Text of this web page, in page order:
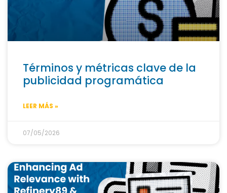
Términos y métricas clave de la
publicidad programática
LEER MÁS »
07/05/2026